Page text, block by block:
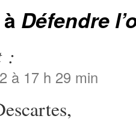
Défendre
:
à 17 h 29 min